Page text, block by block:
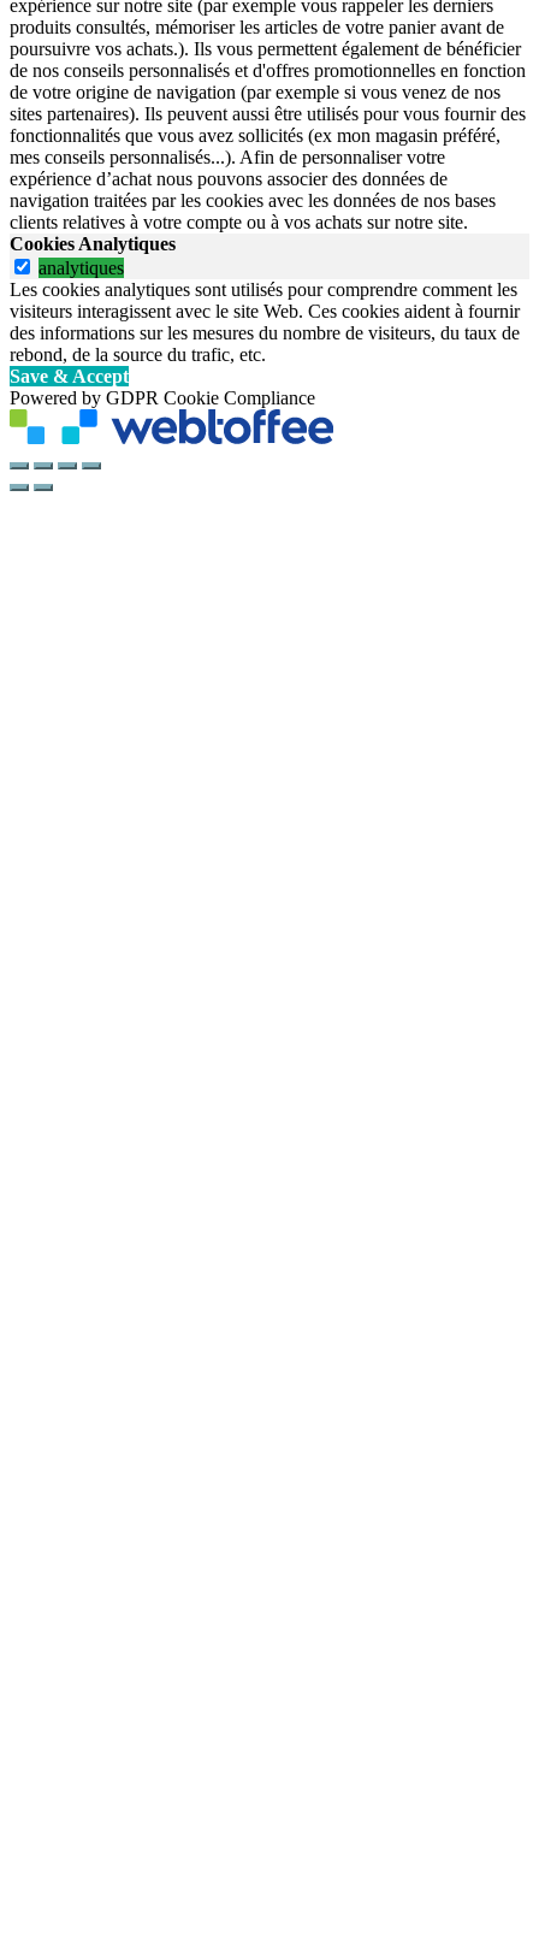
expérience sur notre site (par exemple vous rappeler les derniers
produits consultés, mémoriser les articles de votre panier avant de
poursuivre vos achats.). Ils vous permettent également de bénéficier
de nos conseils personnalisés et d'offres promotionnelles en fonction
de votre origine de navigation (par exemple si vous venez de nos
sites partenaires). Ils peuvent aussi être utilisés pour vous fournir des
fonctionnalités que vous avez sollicités (ex mon magasin préféré,
mes conseils personnalisés...). Afin de personnaliser votre
expérience d’achat nous pouvons associer des données de
navigation traitées par les cookies avec les données de nos bases
clients relatives à votre compte ou à vos achats sur notre site.
Cookies Analytiques
analytiques
Les cookies analytiques sont utilisés pour comprendre comment les
visiteurs interagissent avec le site Web. Ces cookies aident à fournir
des informations sur les mesures du nombre de visiteurs, du taux de
rebond, de la source du trafic, etc.
Save & Accept
Powered by GDPR Cookie Compliance